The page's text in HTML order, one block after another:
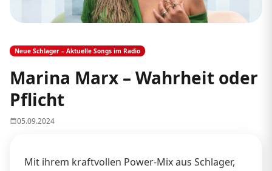
Neue Schlager – Aktuelle Songs im Radio
Marina Marx – Wahrheit oder
Pflicht
05.09.2024
Mit ihrem kraftvollen Power-Mix aus Schlager,